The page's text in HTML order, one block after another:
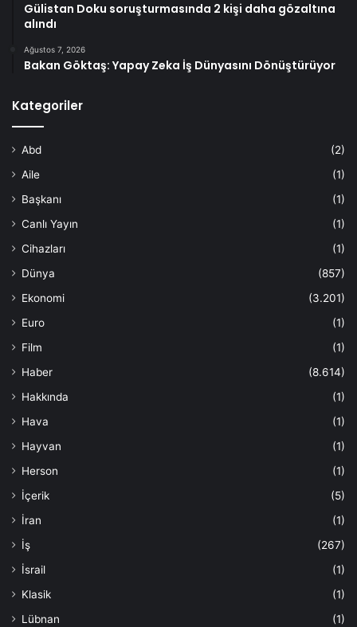
Gülistan Doku soruşturmasında 2 kişi daha gözaltına
alındı
Ağustos 7, 2026
Bakan Göktaş: Yapay Zeka İş Dünyasını Dönüştürüyor
Kategoriler
Abd
(2)
Aile
(1)
Başkanı
(1)
Canlı Yayın
(1)
Cihazları
(1)
Dünya
(857)
Ekonomi
(3.201)
Euro
(1)
Film
(1)
Haber
(8.614)
Hakkında
(1)
Hava
(1)
Hayvan
(1)
Herson
(1)
İçerik
(5)
İran
(1)
İş
(267)
İsrail
(1)
Klasik
(1)
Lübnan
(1)